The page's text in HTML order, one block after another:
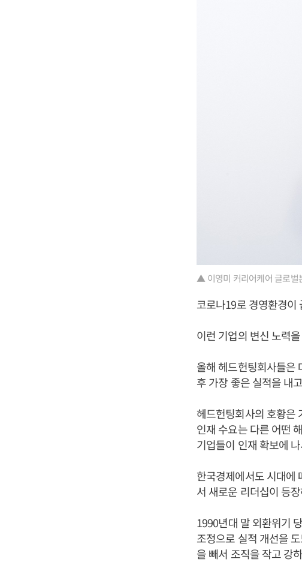
▲ 이영미 커리어케어 글로벌
코로나19로 경영환경이
이런 기업의 변신 노력
올해 헤드헌팅회사들은
후 가장 좋은 실적을 내
헤드헌팅회사의 호황은
인재 수요는 다른 어떤
기업들이 인재 확보에
한국경제에서도 시대에
서 새로운 리더십이 등
1990년대 말 외환위기
조정으로 실적 개선을
을 빼서 조직을 작고 강